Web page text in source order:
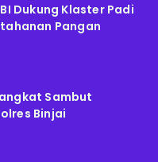
Dukung Klaster Padi
Pangan
Sambut
Binjai